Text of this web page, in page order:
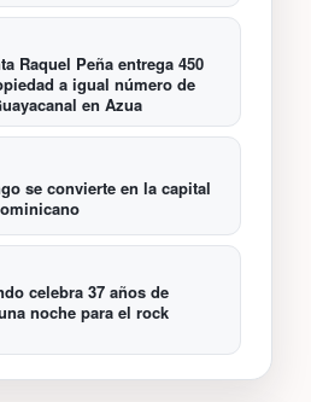
Raquel Peña entrega 450
a igual número de
en Azua
se convierte en la capital
celebra 37 años de
noche para el rock